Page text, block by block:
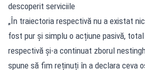
descoperit serviciile
„În traiectoria respectivă nu a existat
fost pur și simplu o acțiune pasivă,
respectivă și-a continuat zborul
spune să fim reținuți în a declara ceva